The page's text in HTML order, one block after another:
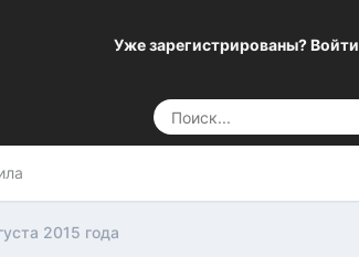
Уже зарегистрированы? Войти
2015 года